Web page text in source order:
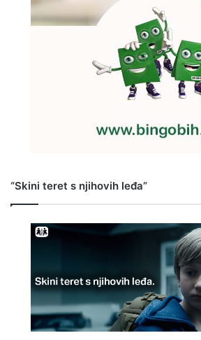
“Skini teret s njihovih leđa”